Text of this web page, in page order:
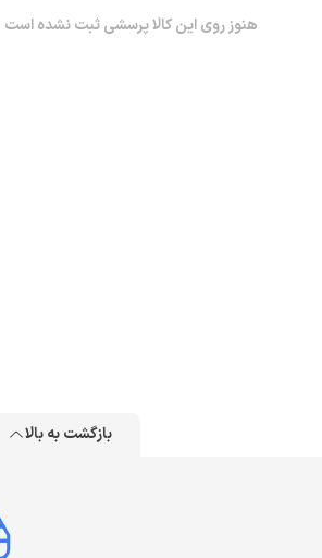
هنوز روی این کالا پرسشی ثبت نشده است
بازگشت به بالا